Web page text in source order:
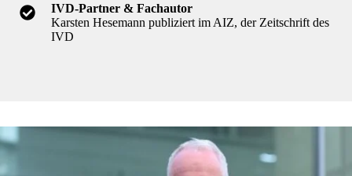
IVD-Partner & Fachautor
Karsten Hesemann publiziert im AIZ, der Zeitschrift des
IVD